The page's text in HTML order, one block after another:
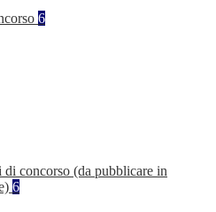
6
di concorso (da pubblicare in
6